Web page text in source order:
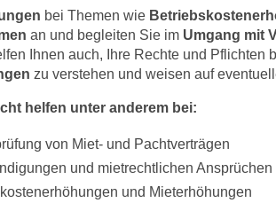
bei Themen wie
an und begleiten Sie im Umgang mit
Ihnen auch, Ihre Rechte und Pflichten
zu verstehen und weisen auf
helfen unter anderem bei:
von Miet- und Pachtverträgen
und mietrechtlichen Ansprüchen
und Mieterhöhungen